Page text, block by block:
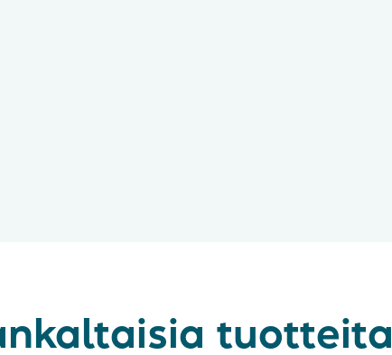
tuotteita